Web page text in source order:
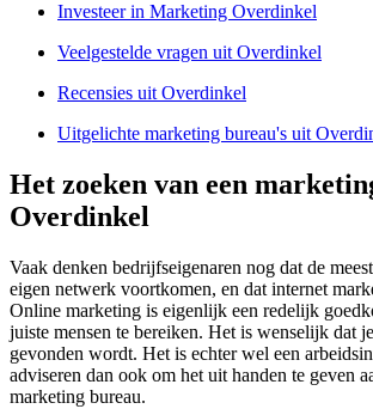
Investeer in Marketing Overdinkel
Veelgestelde vragen uit Overdinkel
Recensies uit Overdinkel
Uitgelichte marketing bureau's uit
Het zoeken van een
Overdinkel
Vaak denken bedrijfseigenaren nog dat de
eigen netwerk voortkomen, en dat internet
Online marketing is eigenlijk een redelijk
juiste mensen te bereiken. Het is wenselijk dat
gevonden wordt. Het is echter wel een
adviseren dan ook om het uit handen te geven
marketing bureau.